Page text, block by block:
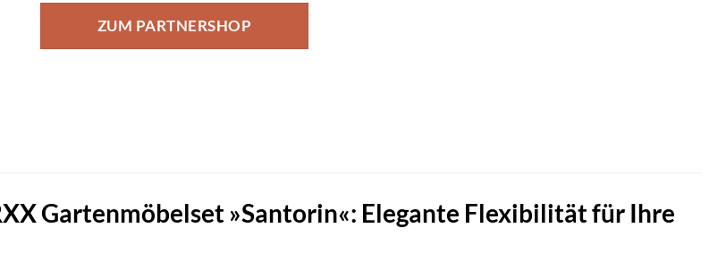
ZUM PARTNERSHOP
Gartenmöbelset »Santorin«: Elegante Flexibilität für Ihre